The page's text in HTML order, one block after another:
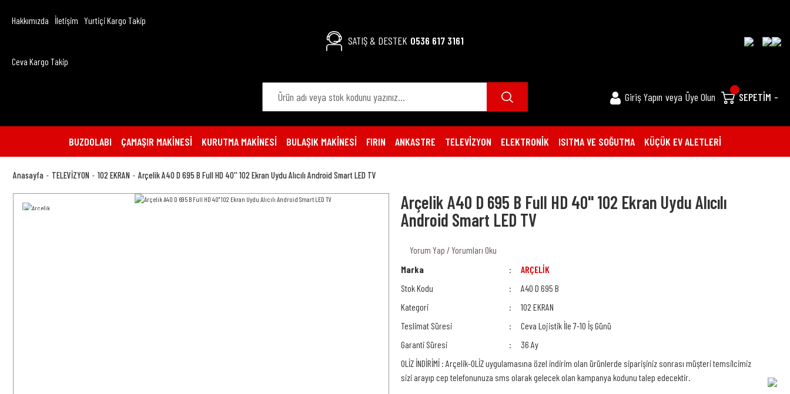
Hakkımızda İletişim Yurtiçi Kargo Takip
Ceva Kargo Takip
SATIŞ & DESTEK 0536 617 3161
Giriş Yapın veya Üye Olun SEPETİM -
BUZDOLABI ÇAMAŞIR MAKİNESİ KURUTMA MAKİNESİ BULAŞIK MAKİNESİ FIRIN ANKASTRE TELEVİZYON ELEKTRONİK ISITMA VE SOĞUTMA KÜÇÜK EV ALETLERİ
Anasayfa TELEVİZYON 102 EKRAN Arçelik A40 D 695 B Full HD 40'' 102 Ekran Uydu Alıcılı Android Smart LED TV
Arçelik A40 D 695 B Full HD 40'' 102 Ekran Uydu Alıcılı
Android Smart LED TV
Yorum Yap / Yorumları Oku
Marka
ARÇELİK
Stok Kodu
A40 D 695 B
Kategori
102 EKRAN
Teslimat Süresi
Ceva Lojistik İle 7-10 İş Günü
Garanti Süresi
36 Ay
OLİZ İNDİRİMİ : Arçelik-OLİZ uygulamasına özel indirim olan ürünlerde siparişiniz sonrası müşteri temsilcimiz
sizi arayıp cep telefonunuza sms olarak gelecek olan kampanya kodunu talep edecektir.